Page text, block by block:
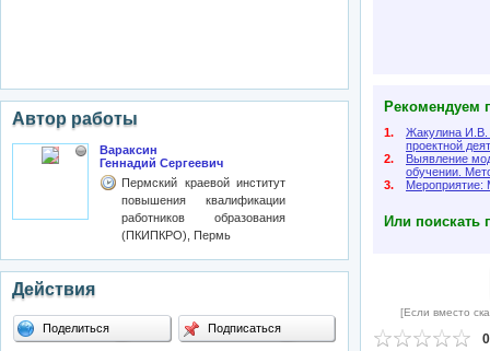
Автор работы
Вараксин
Геннадий Сергеевич
Пермский краевой институт
повышения квалификации
работников образования
(ПКИПКРО), Пермь
Действия
Поделиться Подписаться
Рекомендуем
1.
Жакулина И.В.
проектной
2.
Выявление
обучении.
3.
Мероприятие:
Или поискать
[Если вместо